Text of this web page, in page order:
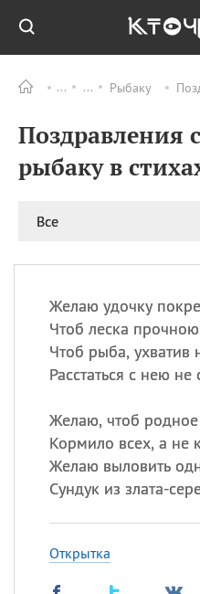
Рыбаку
Поздравления
рыбаку в
Все
Желаю удочку
Чтоб леска
Чтоб рыба, ухватив
Расстаться с нею не
Желаю, чтоб
Кормило всех, а не
Желаю выловить
Сундук из злата-
Открытка